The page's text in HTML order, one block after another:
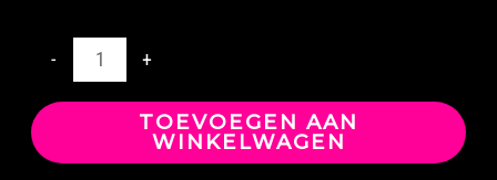
- +
TOEVOEGEN AAN
WINKELWAGEN